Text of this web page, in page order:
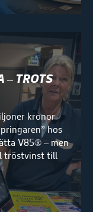
– TROTS
kronor
hos
V85® – men
tröstvinst till